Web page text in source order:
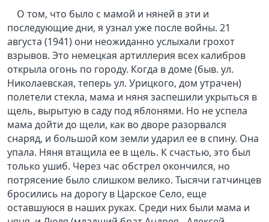
О том, что было с мамой и няней в эти и
последующие дни, я узнал уже после войны. 21
августа (1941) они неожиданно услыхали грохот
взрывов. Это немецкая артиллерия всех калибров
открыла огонь по городу. Когда в доме (быв. ул.
Николаевская, теперь ул. Урицкого, дом утрачен)
полетели стекла, мама и няня заспешили укрыться в
щель, вырытую в саду под яблонями. Но не успела
мама дойти до щели, как во дворе разорвался
снаряд, и большой ком земли ударил ее в спину. Она
упала. Няня втащила ее в щель. К счастью, это был
только ушиб. Через час обстрел окончился, но
потрясение было слишком велико. Тысячи гатчинцев
бросились на дорогу в Царское Село, еще
оставшуюся в наших руках. Среди них были мама и